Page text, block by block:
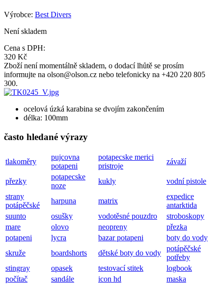
Výrobce: Best Divers
Není skladem
Cena s DPH:
320 Kč
Zboží není momentálně skladem, o dodací lhůtě se prosím
informujte na olson@olson.cz nebo telefonicky na +420 220 805
300.
ocelová úzká karabina se dvojím zakončením
délka: 100mm
často hledané výrazy
tlakoměry
pujcovna
potapeni
potapecske merici
pristroje
závaží
přezky
potapecske
noze
kukly
vodní pistole
strany
potápěčské
harpuna matrix
expedice
antarktida
suunto
osušky vodotěsné pouzdro
stroboskopy
mare
olovo neopreny
přezka
potapeni
lycra bazar potapeni
boty do vody
skruže
boardshorts dětské boty do vody
potápěčské
potřeby
stingray
opasek testovací stitek
logbook
počítač
sandále icon hd
maska